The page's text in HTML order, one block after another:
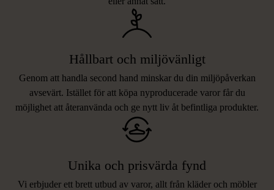
Hållbart och miljövänligt
Genom att handla second hand minskar du din miljöpåverkan
avsevärt. Istället för att köpa nyproducerade varor får du
möjlighet att återanvända och ge nytt liv åt befintliga produkter.
Unika och prisvärda fynd
Vi erbjuder ett brett utbud av varor, allt från kläder och möbler